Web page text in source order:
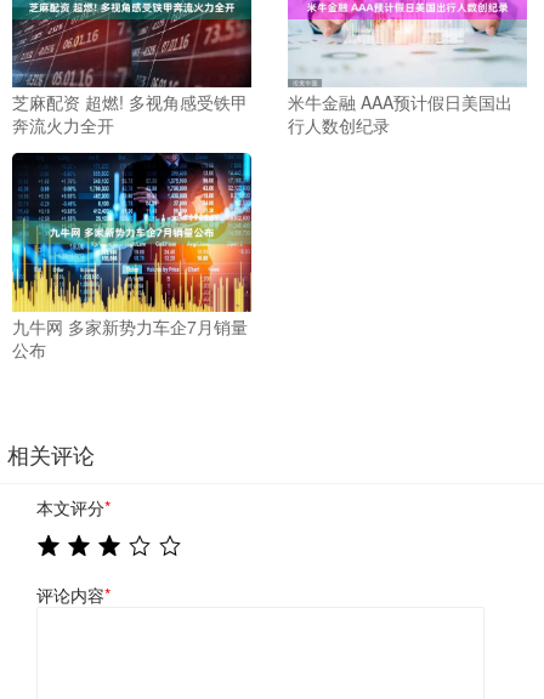
芝麻配资 超燃! 多视角感受铁甲
奔流火力全开
米牛金融 AAA预计假日美国出
行人数创纪录
九牛网 多家新势力车企7月销量
公布
相关评论
本文评分*
评论内容*